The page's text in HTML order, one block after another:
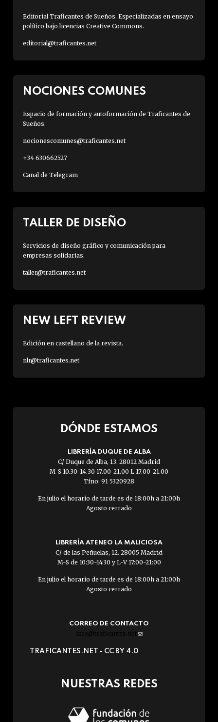
Editorial Traficantes de Sueños. Especializadas en ensayo
político bajo licencias Creative Commons.
editorial@traficantes.net
NOCIONES COMUNES
Espacio de formación y autoformación de Traficantes de
Sueños.
nocionescomunes@traficantes.net
+34 630662527
Canal de Telegram
TALLER DE DISEÑO
Servicios de diseño gráfico y comunicación para
empresas solidarias.
taller@traficantes.net
NEW LEFT REVIEW
Edición en castellano de la revista.
nlr@traficantes.net
DÓNDE ESTAMOS
LIBRERÍA DUQUE DE ALBA
C/ Duque de Alba, 13. 28012 Madrid
M-S 10.30-14.30 17.00-21.00 L 17.00-21.00
Tfno: 91 5320928
En julio el horario de tarde es de 18:00h a 21:00h
Agosto cerrado
LIBRERÍA ATENEO LA MALICIOSA
C/ de las Peñuelas, 12. 28005 Madrid
M-S de 10:30-14:30 y L-V 17:00-21:00
En julio el horario de tarde es de 18:00h a 21:00h
Agosto cerrado
CORREO DE CONTACTO
info@traficantes.net (link
e-
TRAFICANTES.NET - CC BY 4.0
NUESTRAS REDES